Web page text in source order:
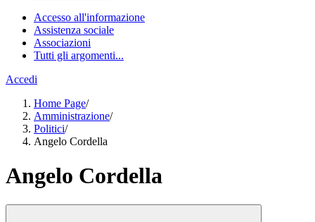
Accesso all'informazione
Assistenza sociale
Associazioni
Tutti gli argomenti...
Accedi
Home Page/
Amministrazione/
Politici/
Angelo Cordella
Angelo Cordella